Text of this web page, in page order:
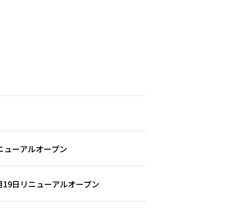
ーアルオープン
日リニューアルオープン